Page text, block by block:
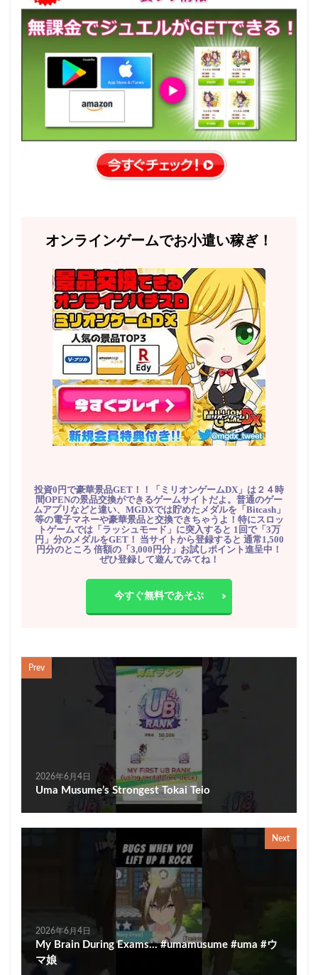
オンラインゲームでお小遣い稼ぎ！
投資0円で豪華景品GET！！「ミリオンゲームDX」は２４時
間OPENの景品交換ができるゲームサイトだよ。普通のゲー
ムアプリなどと違い、MGDXでは貯めたメダルを「Bitcash」
等の電子マネーや豪華景品と交換できちゃうよ！特にスロッ
トゲームでは「ラッシュモード」に突入すると 1回で「3万
円」分のメダルをGET！ 当サイトから登録すると 通常1,500
円分のところ 倍額の「3,000円分」お試しポイント進呈中！
ぜひ登録して遊んでみてね！
今すぐ無料であそぶ
Prev
2026年6月4日
Uma Musume’s Strongest Tokai Teio
Next
2026年6月4日
My Brain During Exams… #umamusume #uma #ウ
マ娘